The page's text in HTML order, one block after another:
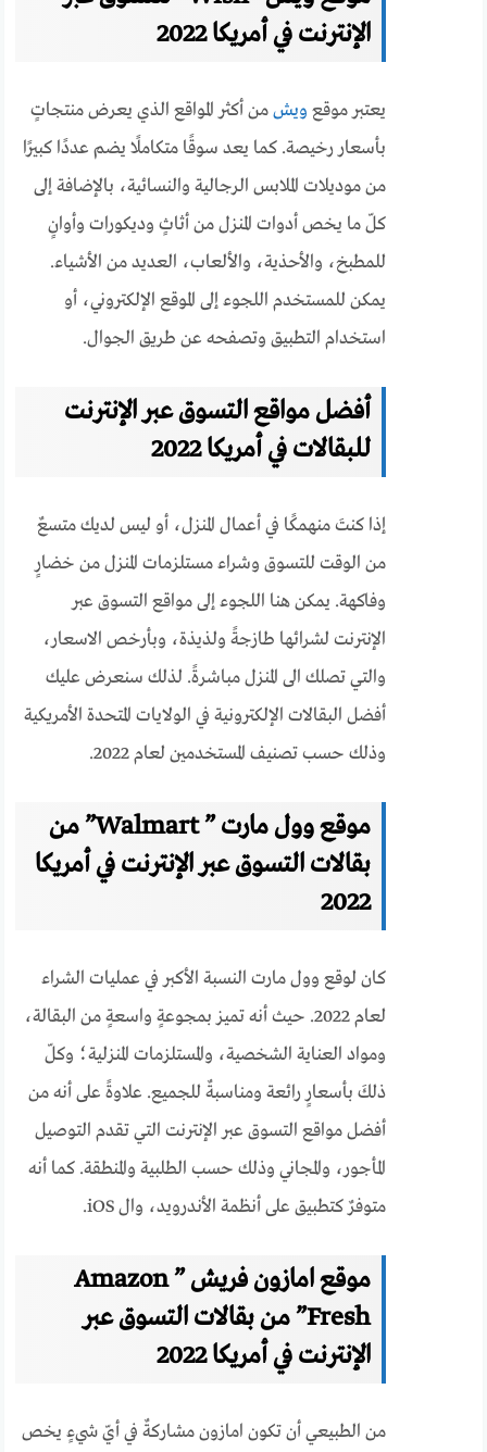
الإنترنت في أمريكا 2022
يعتبر موقع ويشمن أكثر المواقع الذي يعرض منتجاتٍ
بأسعار رخيصة. كما يعد سوقًا متكاملًا يضم عددًا كبيرًا
من موديلات الملابس الرجالية والنسائية، بالإضافة إلى
كلّ ما يخص أدوات المنزل من أثاثٍ وديكورات وأوانٍ
للمطبخ، والأحذية، والألعاب، العديد من الأشياء.
يمكن للمستخدم اللجوء إلى الموقع الإلكتروني، أو
استخدام التطبيق وتصفحه عن طريق الجوال.
أفضل مواقع التسوق عبر الإنترنت
للبقالات في أمريكا 2022
إذا كنتَ منهمكًا في أعمال المنزل، أو ليس لديك متسعٌ
من الوقت للتسوق وشراء مستلزمات المنزل من خضارٍ
وفاكهة. يمكن هنا اللجوء إلى مواقع التسوق عبر
الإنترنت لشرائها طازجةً ولذيذة، وبأرخص الاسعار،
والتي تصلك الى المنزل مباشرةً. لذلك سنعرض عليك
أفضل البقالات الإلكترونية في الولايات المتحدة الأمريكية
وذلك حسب تصنيف المستخدمين لعام 2022.
موقع وول مارت ” Walmart” من
بقالات التسوق عبر الإنترنت في أمريكا
2022
كان لوقع وول مارت النسبة الأكبر في عمليات الشراء
لعام 2022. حيث أنه تميز بمجوعةٍ واسعةٍ من البقالة،
ومواد العناية الشخصية، والمستلزمات المنزلية؛ وكلّ
ذلكَ بأسعارٍ رائعة ومناسبةٌ للجميع. علاوةً على أنه من
أفضل مواقع التسوق عبر الإنترنت التي تقدم التوصيل
المأجور، والمجاني وذلك حسب الطلبية والمنطقة. كما أنه
متوفرٌ كتطبيق على أنظمة الأندرويد، وال iOS.
موقع امازون فريش ” Amazon
Fresh” من بقالات التسوق عبر
الإنترنت في أمريكا 2022
من الطبيعي أن تكون امازون مشاركةٌ في أيّ شيءٍ يخص